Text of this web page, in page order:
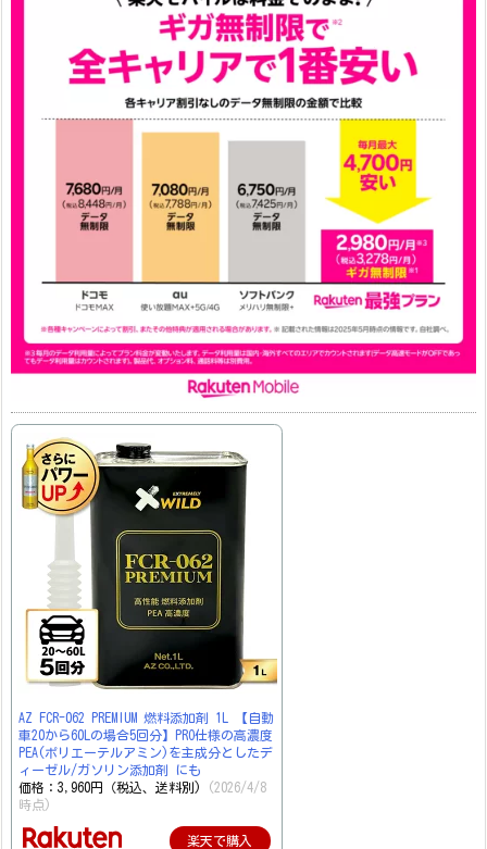
AZ FCR-062 PREMIUM 燃料添加剤 1L 【自動
車20から60Lの場合5回分】PRO仕様の高濃度
PEA(ポリエーテルアミン)を主成分としたデ
ィーゼル/ガソリン添加剤 にも
価格：3,960円（税込、送料別)
(2026/4/8
時点)
楽天で購入